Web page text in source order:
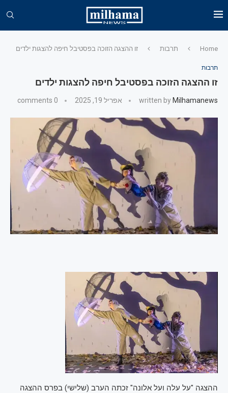
Home תרבות זו ההצגה הזוכה בפסטיבל חיפה להצגות ילדים
תרבות
זו ההצגה הזוכה בפסטיבל חיפה להצגות ילדים
written by Milhamanews אפריל 19, 2025 0 comments
ההצגה "על עלה ועל אלונה" זכתה הערב (שלישי) בפרס ההצגה